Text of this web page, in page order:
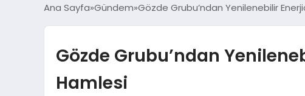
Ana Sayfa Gündem Gözde Grubu’ndan Yenilenebilir
Gözde Grubu’ndan
Hamlesi